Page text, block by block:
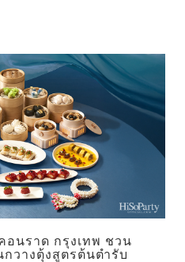
อนราด กรุงเทพ ชวน
วางตุ้งสูตรต้นตำรับ